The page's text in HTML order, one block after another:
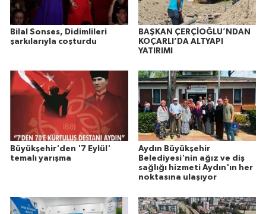
Bilal Sonses, Didimlileri
şarkılarıyla coşturdu
BAŞKAN ÇERÇİOĞLU’NDAN
KOÇARLI’DA ALTYAPI
YATIRIMI
Büyükşehir'den '7 Eylül'
temalı yarışma
Aydın Büyükşehir
Belediyesi'nin ağız ve diş
sağlığı hizmeti Aydın'ın her
noktasına ulaşıyor